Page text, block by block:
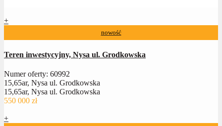
+
nowość
Teren inwestycyjny, Nysa ul. Grodkowska
Numer oferty: 60992
15,65ar, Nysa ul. Grodkowska
15,65ar, Nysa ul. Grodkowska
550 000 zł
+